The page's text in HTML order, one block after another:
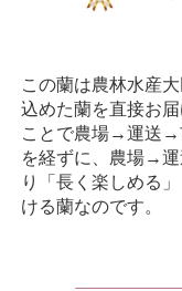
この蘭は農林水産
込めた蘭を直接お
ことで農場→運送
を経ずに、農場→
り「長く楽しめる
ける蘭なのです。